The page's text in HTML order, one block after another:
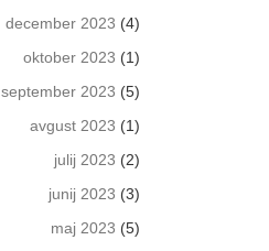
december 2023 (4)
oktober 2023 (1)
september 2023 (5)
avgust 2023 (1)
julij 2023 (2)
junij 2023 (3)
maj 2023 (5)